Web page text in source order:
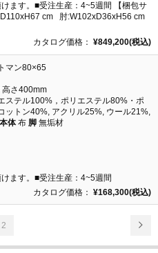
ます。■受注生産：4~5週間 【梱包サ
cm 肘:W102xD36xH56 cm
カタログ価格： ¥849,200(税込)
マン80×65
さ400mm
ステル100%，ポリエステル80%・ポ
ットン40%, アクリル25%, ウール21%,
本体布 脚 無垢材
ます。■受注生産：4~5週間
カタログ価格： ¥168,300(税込)
2